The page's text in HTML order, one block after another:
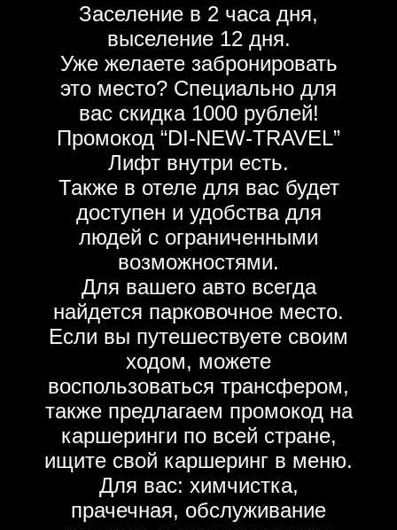
Заселение в 2 часа дня,
выселение 12 дня.
Уже желаете забронировать
это место? Специально для
вас скидка 1000 рублей!
Промокод “DI-NEW-TRAVEL”
Лифт внутри есть.
Также в отеле для вас будет
доступен и удобства для
людей с ограниченными
возможностями.
Для вашего авто всегда
найдется парковочное место.
Если вы путешествуете своим
ходом, можете
воспользоваться трансфером,
также предлагаем промокод на
каршеринги по всей стране,
ищите свой каршеринг в меню.
Для вас: химчистка,
прачечная, обслуживание